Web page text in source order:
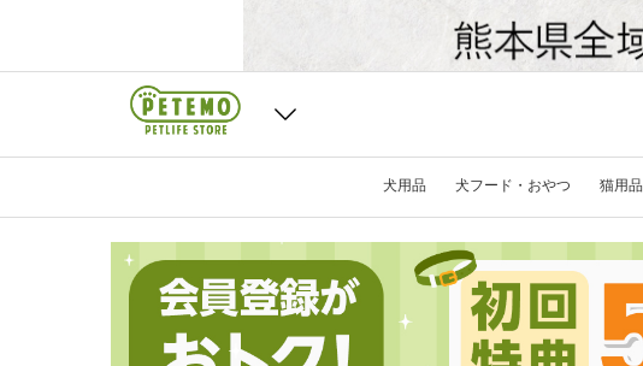
犬用品 犬フード・おやつ 猫用品